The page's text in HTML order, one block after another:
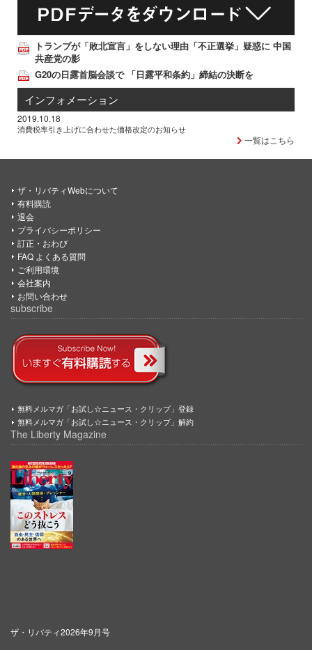
トランプが「敗北宣言」をしない理由「不正選挙」疑惑に 中国
共産党の影
G20の日露首脳会談で 「日露平和条約」締結の決断を
インフォメーション
2019.10.18
消費税率引き上げに合わせた価格改定のお知らせ
一覧はこちら
ザ・リバティWebについて
有料購読
退会
プライバシーポリシー
訂正・おわび
FAQ よくある質問
ご利用環境
会社案内
お問い合わせ
subscribe
無料メルマガ「お試し☆ニュース・クリップ」登録
無料メルマガ「お試し☆ニュース・クリップ」解約
The Liberty Magazine
ザ・リバティ2026年9月号